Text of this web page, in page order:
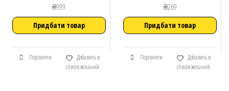
₴999
Придбати товар
Порівняти
Добавить в
список желаний
₴269
Придбати товар
Порівняти
Добавить в
список желаний